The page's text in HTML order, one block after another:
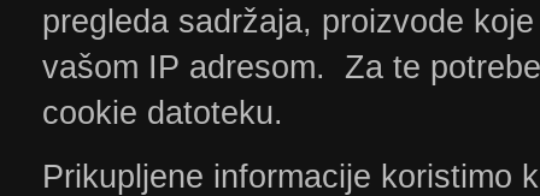
pregleda sadržaja, proizvode
vašom IP adresom. Za te
cookie datoteku.
Prikupljene informacije koristimo